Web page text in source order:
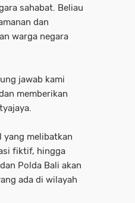
sahabat. Beliau
dan
warga negara
jawab kami
memberikan
yang melibatkan
fiktif, hingga
Polda Bali akan
ada di wilayah